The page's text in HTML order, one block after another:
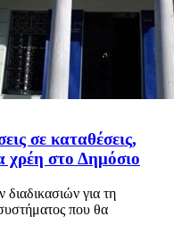
σε καταθέσεις,
χρέη στο Δημόσιο
για τη
που θα